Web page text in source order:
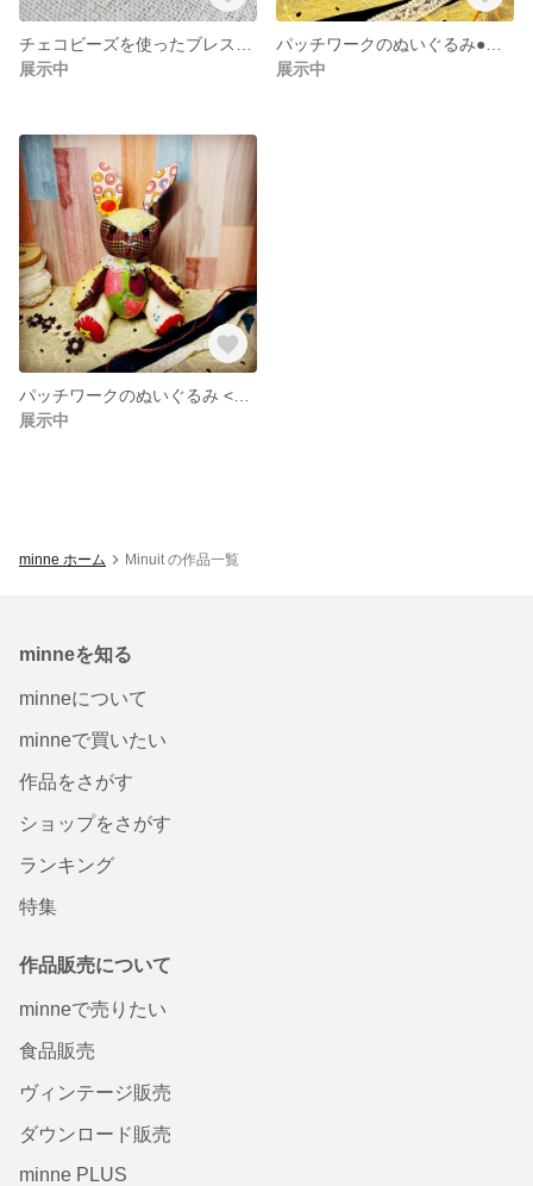
展示中
展示中
展示中
minne ホーム Minuit の作品一覧
minneを知る
minneについて
minneで買いたい
作品をさがす
ショップをさがす
ランキング
特集
作品販売について
minneで売りたい
食品販売
ヴィンテージ販売
ダウンロード販売
minne PLUS